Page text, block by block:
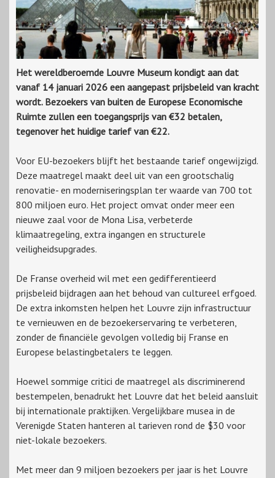
Het wereldberoemde Louvre Museum kondigt aan dat
vanaf 14 januari 2026 een aangepast prijsbeleid van kracht
wordt. Bezoekers van buiten de Europese Economische
Ruimte zullen een toegangsprijs van €32 betalen,
tegenover het huidige tarief van €22.
Voor EU-bezoekers blijft het bestaande tarief ongewijzigd.
Deze maatregel maakt deel uit van een grootschalig
renovatie- en moderniseringsplan ter waarde van 700 tot
800 miljoen euro. Het project omvat onder meer een
nieuwe zaal voor de Mona Lisa, verbeterde
klimaatregeling, extra ingangen en structurele
veiligheidsupgrades.
De Franse overheid wil met een gedifferentieerd
prijsbeleid bijdragen aan het behoud van cultureel erfgoed.
De extra inkomsten helpen het Louvre zijn infrastructuur
te vernieuwen en de bezoekerservaring te verbeteren,
zonder de financiële gevolgen volledig bij Franse en
Europese belastingbetalers te leggen.
Hoewel sommige critici de maatregel als discriminerend
bestempelen, benadrukt het Louvre dat het beleid aansluit
bij internationale praktijken. Vergelijkbare musea in de
Verenigde Staten hanteren al tarieven rond de $30 voor
niet-lokale bezoekers.
Met meer dan 9 miljoen bezoekers per jaar is het Louvre